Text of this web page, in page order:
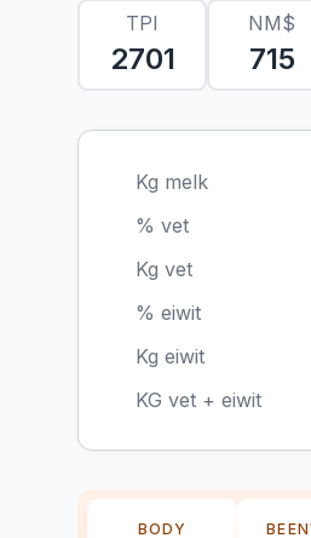
TPI
2701
NM$
715
Kg melk
% vet
Kg vet
% eiwit
Kg eiwit
KG vet + eiwit
BODY